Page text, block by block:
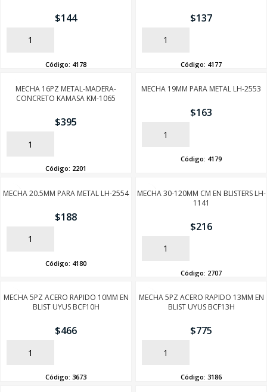
$144
AÑADIR
Código: 4178
$137
AÑADIR
Código: 4177
MECHA 16PZ METAL-MADERA-
CONCRETO KAMASA KM-1065
$395
AÑADIR
Código: 2201
MECHA 19MM PARA METAL LH-2553
$163
AÑADIR
Código: 4179
MECHA 20.5MM PARA METAL LH-2554
$188
AÑADIR
Código: 4180
MECHA 30-120MM CM EN BLISTERS LH-
1141
$216
AÑADIR
Código: 2707
MECHA 5PZ ACERO RAPIDO 10MM EN
BLIST UYUS BCF10H
$466
AÑADIR
Código: 3673
MECHA 5PZ ACERO RAPIDO 13MM EN
BLIST UYUS BCF13H
$775
AÑADIR
Código: 3186